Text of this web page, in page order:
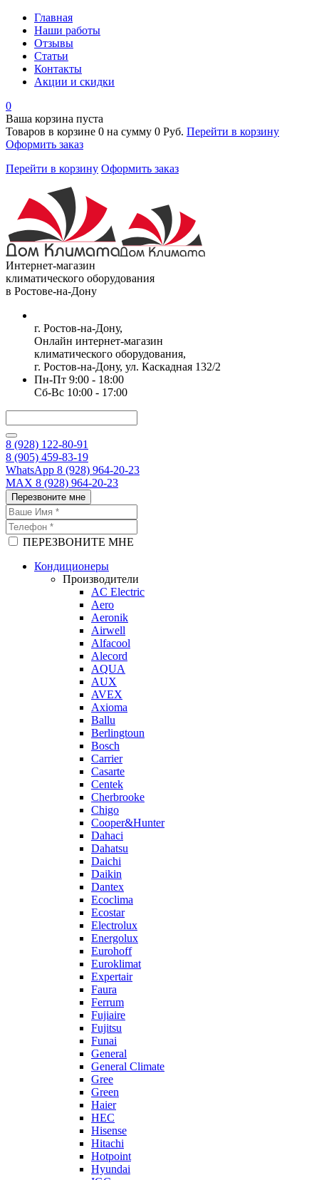
Главная
Наши работы
Отзывы
Статьи
Контакты
Акции и скидки
0
Ваша корзина пуста
Товаров в корзине 0 на сумму 0 Руб. Перейти в корзину
Оформить заказ
Перейти в корзину Оформить заказ
Интернет-магазин
климатического оборудования
в Ростове-на-Дону
г. Ростов-на-Дону,
Онлайн интернет-магазин
климатического оборудования,
г. Ростов-на-Дону, ул. Каскадная 132/2
Пн-Пт 9:00 - 18:00
Сб-Вс 10:00 - 17:00
8 (928) 122-80-91
8 (905) 459-83-19
WhatsApp 8 (928) 964-20-23
MAX 8 (928) 964-20-23
Перезвоните мне
ПЕРЕЗВОНИТЕ МНЕ
Кондиционеры
Производители
AC Electric
Aero
Aeronik
Airwell
Alfacool
Alecord
AQUA
AUX
AVEX
Axioma
Ballu
Berlingtoun
Bosch
Carrier
Casarte
Centek
Cherbrooke
Chigo
Cooper&Hunter
Dahaci
Dahatsu
Daichi
Daikin
Dantex
Ecoclima
Ecostar
Electrolux
Energolux
Eurohoff
Euroklimat
Expertair
Faura
Ferrum
Fujiaire
Fujitsu
Funai
General
General Climate
Gree
Green
Haier
HEC
Hisense
Hitachi
Hotpoint
Hyundai